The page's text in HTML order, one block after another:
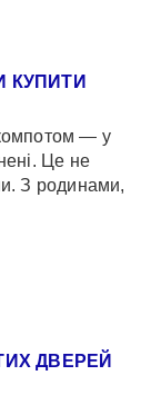
КУПИТИ
— у
Це не
З родинами,
ДВЕРЕЙ